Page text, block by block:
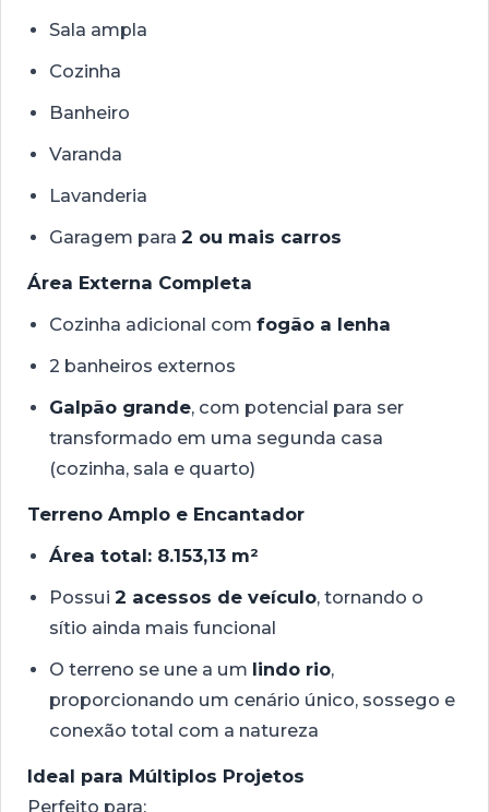
Sala ampla
Cozinha
Banheiro
Varanda
Lavanderia
Garagem para 2 ou mais carros
Área Externa Completa
Cozinha adicional com fogão a lenha
2 banheiros externos
Galpão grande, com potencial para ser
transformado em uma segunda casa
(cozinha, sala e quarto)
Terreno Amplo e Encantador
Área total: 8.153,13 m²
Possui 2 acessos de veículo, tornando o
sítio ainda mais funcional
O terreno se une a um lindo rio,
proporcionando um cenário único, sossego e
conexão total com a natureza
Ideal para Múltiplos Projetos
Perfeito para: